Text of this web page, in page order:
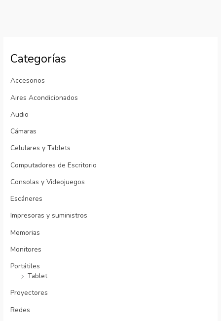
Categorías
Accesorios
Aires Acondicionados
Audio
Cámaras
Celulares y Tablets
Computadores de Escritorio
Consolas y Videojuegos
Escáneres
Impresoras y suministros
Memorias
Monitores
Portátiles
Tablet
Proyectores
Redes